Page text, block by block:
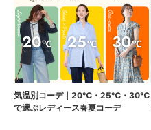
気温別コーデ｜20℃・25℃・30℃
で選ぶレディース春夏コーデ